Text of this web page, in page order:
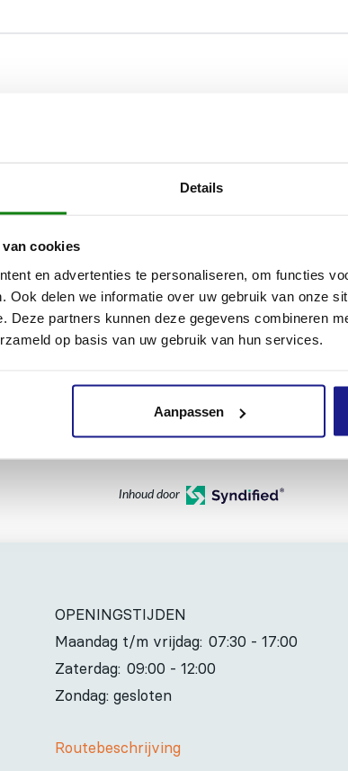
Details
cookies
en advertenties te personaliseren, om functies
Ook delen we informatie over uw gebruik van onze
Deze partners kunnen deze gegevens combineren
op basis van uw gebruik van hun services.
Aanpassen
Inhoud door
OPENINGSTIJDEN
Maandag t/m vrijdag: 07:30 - 17:00
Zaterdag: 09:00 - 12:00
Zondag: gesloten
Routebeschrijving